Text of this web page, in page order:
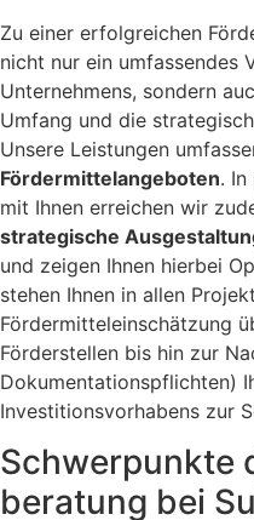
Zu einer erfolgreichen
nicht nur ein umfassendes
Unternehmens, sondern
Umfang und die
Unsere Leistungen
Fördermittelangeboten. In
mit Ihnen erreichen wir
strategische
und zeigen Ihnen hierbei
stehen Ihnen in allen
Fördermitteleinschätzung
Förderstellen bis hin zur
Dokumentationspflichten)
Investitionsvorhabens zur
Schwerpunkte
beratung bei